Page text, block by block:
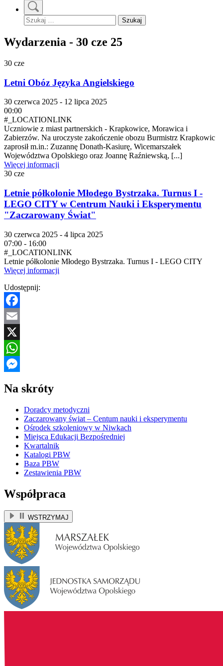
Szukaj:
Wydarzenia - 30 cze 25
30 cze
Letni Obóz Języka Angielskiego
30 czerwca 2025 - 12 lipca 2025
00:00
#_LOCATIONLINK
Uczniowie z miast partnerskich - Krapkowice, Morawica i
Zabierzów. Na uroczyste zakończenie obozu Burmistrz Krapkowic
zaprosił m.in.: Zuzannę Donath-Kasiurę, Wicemarszałek
Województwa Opolskiego oraz Joannę Raźniewską, [...]
Więcej informacji
30 cze
Letnie półkolonie Młodego Bystrzaka. Turnus I -
LEGO CITY w Centrum Nauki i Eksperymentu
"Zaczarowany Świat"
30 czerwca 2025 - 4 lipca 2025
07:00 - 16:00
#_LOCATIONLINK
Letnie półkolonie Młodego Bystrzaka. Turnus I - LEGO CITY
Więcej informacji
Udostępnij:
Facebook
Email
X
WhatsApp
Na skróty
Doradcy metodyczni
Zaczarowany świat – Centum nauki i eksperymentu
Ośrodek szkoleniowy w Niwkach
Miejsca Edukacji Bezpośredniej
Kwartalnik
Katalogi PBW
Baza PBW
Zestawienia PBW
Współpraca
WSTRZYMAJ